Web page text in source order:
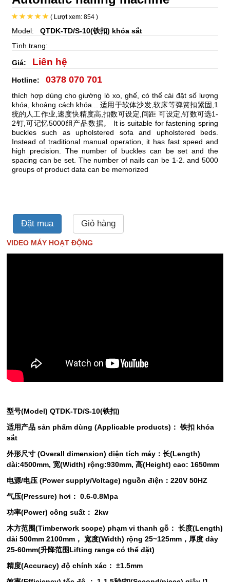
( Lượt xem: 854 )
Model: QTDK-TD/S-10(铁扣) khóa sắt
Tình trạng:
Giá: Liên hệ
Hotline: 0378 070 701
thích hợp dùng cho giường lò xo, ghế, có thể cài đặt số lượng
khóa, khoảng cách khóa... 适用于软体沙发,软床等弹簧扣紧固,1
统的人工作业,速度快精度高,扣数可设定,间距 可设定,钉数可选1-
2钉,可记忆5000组产品数据。 It is suitable for fastening spring
buckles such as upholstered sofa and upholstered beds.
Instead of traditional manual operation, it has fast speed and
high precision. The number of buckles can be set and the
spacing can be set. The number of nails can be 1-2. and 5000
groups of product data can be memorized
Đặt mua Giỏ hàng
VIDEO MÁY HOẠT ĐỘNG
型号(Model) QTDK-TD/S-10(铁扣)
适用产品 sản phẩm dùng (Applicable products)： 铁扣 khóa
sắt
外形尺寸 (Overall dimension) diện tích máy：长(Length)
dài:4500mm, 宽(Width) rộng:930mm, 高(Height) cao: 1650mm
电源/电压 (Power supply/Voltage) nguồn điện：220V 50HZ
气压(Pressure) hơi： 0.6-0.8Mpa
功率(Power) công suất： 2kw
木方范围(Timberwork scope) phạm vi thanh gỗ： 长度(Length)
dài 500mm 2100mm， 宽度(Width) rộng 25~125mm，厚度 dày
25-60mm(升降范围Lifting range có thể đặt)
精度(Accuracy) độ chính xác： ±1.5mm